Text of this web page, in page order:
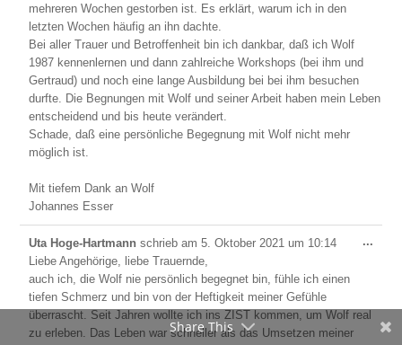
mehreren Wochen gestorben ist. Es erklärt, warum ich in den
letzten Wochen häufig an ihn dachte.
Bei aller Trauer und Betroffenheit bin ich dankbar, daß ich Wolf
1987 kennenlernen und dann zahlreiche Workshops (bei ihm und
Gertraud) und noch eine lange Ausbildung bei bei ihm besuchen
durfte. Die Begnungen mit Wolf und seiner Arbeit haben mein Leben
entscheidend und bis heute verändert.
Schade, daß eine persönliche Begegnung mit Wolf nicht mehr
möglich ist.
Mit tiefem Dank an Wolf
Johannes Esser
Uta Hoge-Hartmannschrieb am 5. Oktober 2021 um 10:14
Liebe Angehörige, liebe Trauernde,
auch ich, die Wolf nie persönlich begegnet bin, fühle ich einen
tiefen Schmerz und bin von der Heftigkeit meiner Gefühle
überrascht. Seit Jahren wollte ich ins ZIST kommen, um Wolf real
zu erleben. Das Leben war schneller als das Umsetzen meiner
...
Share This